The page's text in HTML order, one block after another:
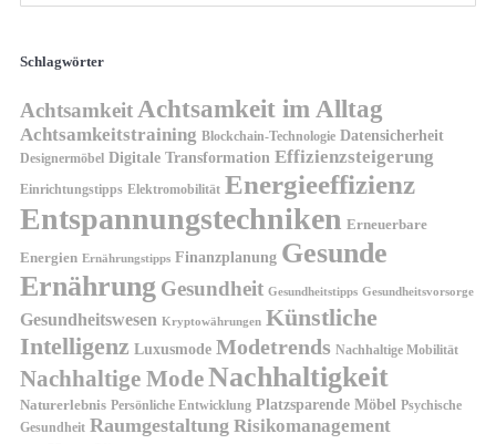
Schlagwörter
AchtsamkeitAchtsamkeit im Alltag
Achtsamkeitstraining Blockchain-Technologie Datensicherheit
Designermöbel Digitale Transformation Effizienzsteigerung
Einrichtungstipps Elektromobilität Energieeffizienz
Entspannungstechniken Erneuerbare
Energien Ernährungstipps Finanzplanung Gesunde
Ernährung Gesundheit Gesundheitstipps Gesundheitsvorsorge
Gesundheitswesen Kryptowährungen Künstliche
Intelligenz Luxusmode Modetrends Nachhaltige Mobilität
Nachhaltige ModeNachhaltigkeit
Naturerlebnis Persönliche Entwicklung Platzsparende Möbel Psychische
Gesundheit Raumgestaltung Risikomanagement